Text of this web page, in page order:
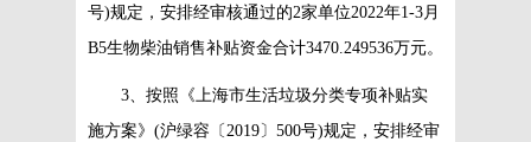
号)规定，安排经审核通过的2家单位2022年1-3月
B5生物柴油销售补贴资金合计3470.249536万元。
3、按照《上海市生活垃圾分类专项补贴实
施方案》(沪绿容〔2019〕500号)规定，安排经审